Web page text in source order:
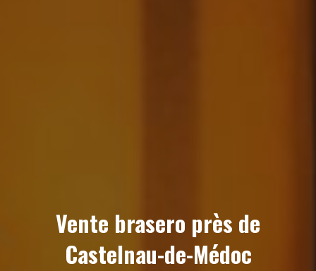
Vente brasero près de
Castelnau-de-Médoc